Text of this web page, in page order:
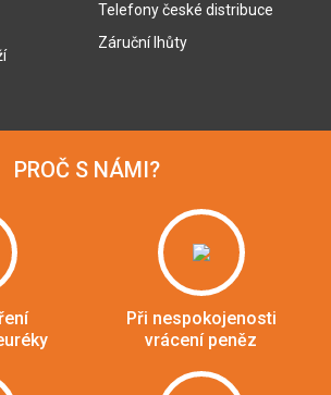
Telefony české distribuce
Záruční lhůty
PROČ S NÁMI?
Při nespokojenosti
vrácení peněz